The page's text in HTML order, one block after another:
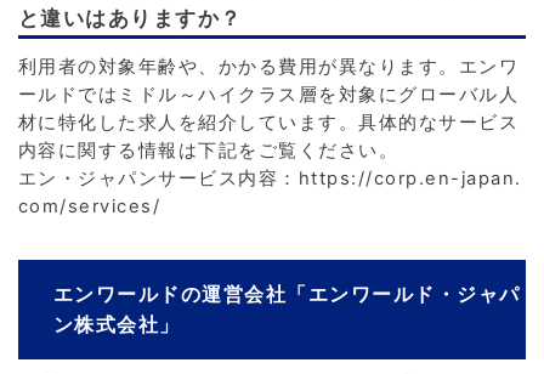
と違いはありますか？
利用者の対象年齢や、かかる費用が異なります。エンワ
ールドではミドル～ハイクラス層を対象にグローバル人
材に特化した求人を紹介しています。具体的なサービス
内容に関する情報は下記をご覧ください。
エン・ジャパンサービス内容：https://corp.en-japan.
com/services/
エンワールドの運営会社「エンワールド・ジャパ
ン株式会社」